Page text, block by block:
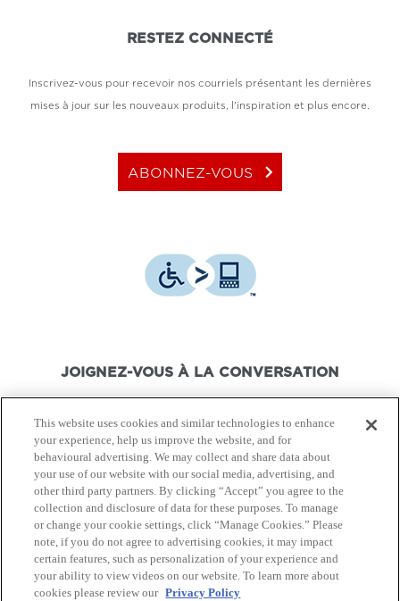
RESTEZ CONNECTÉ
Inscrivez-vous pour recevoir nos courriels présentant les dernières
mises à jour sur les nouveaux produits, l'inspiration et plus encore.
ABONNEZ-VOUS keyboard_arrow_right
JOIGNEZ-VOUS À LA CONVERSATION
© Canon Canada Inc., 2026. Tous droits réservés.
Politique de protection de
la vie privée
Conditions d'utilisation
Plan du Site
This website uses cookies and similar technologies to enhance
your experience, help us improve the website, and for
behavioural advertising. We may collect and share data about
your use of our website with our social media, advertising, and
other third party partners. By clicking “Accept” you agree to the
collection and disclosure of data for these purposes. To manage
or change your cookie settings, click “Manage Cookies.” Please
note, if you do not agree to advertising cookies, it may impact
certain features, such as personalization of your experience and
your ability to view videos on our website. To learn more about
cookies please review our Privacy Policy